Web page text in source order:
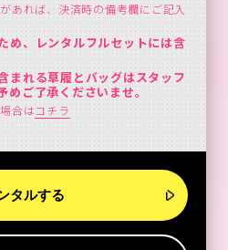
あれば、決済時の備考欄にご記入
め、レンタルフルセットには含
まれる草履とバッグはスタッフ
めご了承くださいませ。
合はコチラ
タルする